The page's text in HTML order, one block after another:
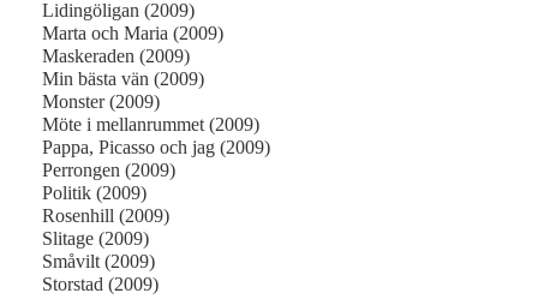
Lidingöligan (2009)
Marta och Maria (2009)
Maskeraden (2009)
Min bästa vän (2009)
Monster (2009)
Möte i mellanrummet (2009)
Pappa, Picasso och jag (2009)
Perrongen (2009)
Politik (2009)
Rosenhill (2009)
Slitage (2009)
Småvilt (2009)
Storstad (2009)